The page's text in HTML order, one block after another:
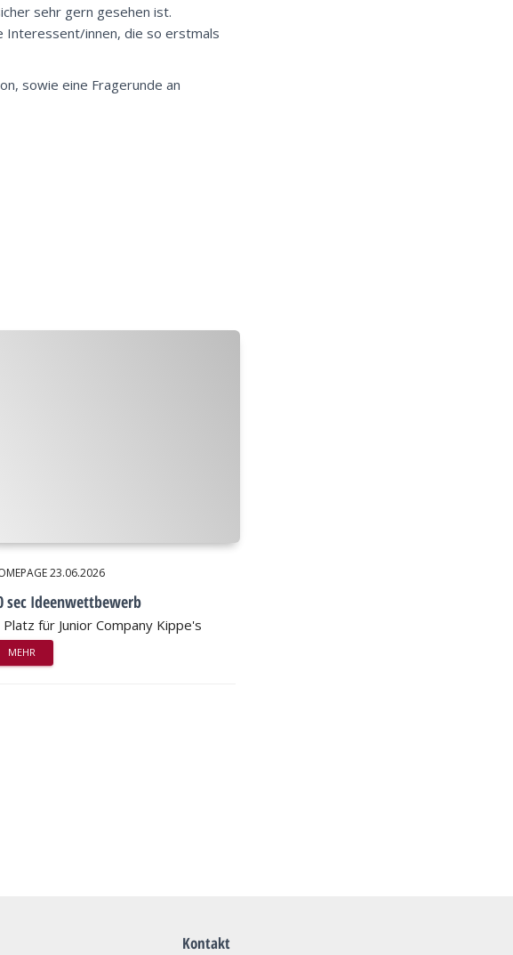
sehr gern gesehen ist.
Interessent/innen, die so erstmals
sowie eine Fragerunde an
23.06.2026
sec Ideenwettbewerb
Platz für Junior Company Kippe's
MEHR
Kontakt